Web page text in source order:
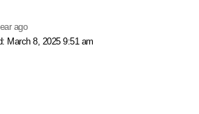
March 8, 2025 9:51 am
ago